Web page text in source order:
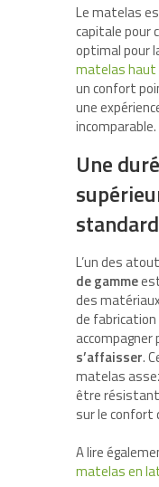
Le matelas
capitale pour
optimal pour
matelas haut
un confort
une
incomparable.
Une
L’un des
de gamme
des
de
accompagner
s’affaisser.
matelas
être
sur le confort
A lire
matelas en